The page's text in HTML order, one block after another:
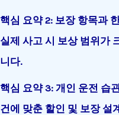
핵심 요약 2: 보장 항목과
실제 사고 시 보상 범위가
니다.
핵심 요약 3: 개인 운전 습
건에 맞춘 할인 및 보장 설